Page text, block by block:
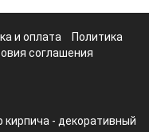
и оплата
Политика
соглашения
- декоративный